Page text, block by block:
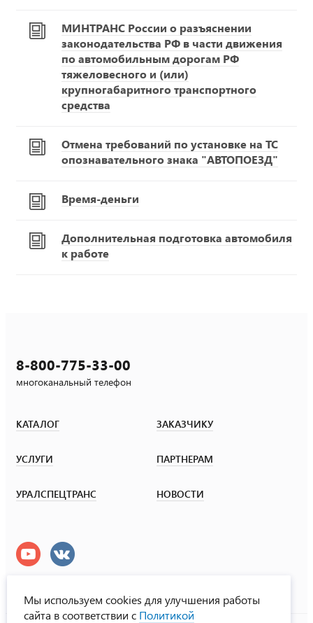
МИНТРАНС России о разъяснении
законодательства РФ в части движения
по автомобильным дорогам РФ
тяжеловесного и (или)
крупногабаритного транспортного
средства
Отмена требований по установке на ТС
опознавательного знака "АВТОПОЕЗД"
Время-деньги
Дополнительная подготовка автомобиля
к работе
8-800-775-33-00
многоканальный телефон
КАТАЛОГ ЗАКАЗЧИКУ
УСЛУГИ ПАРТНЕРАМ
УРАЛСПЕЦТРАНС НОВОСТИ
Мы используем cookies для улучшения работы
сайта в соответствии с Политикой